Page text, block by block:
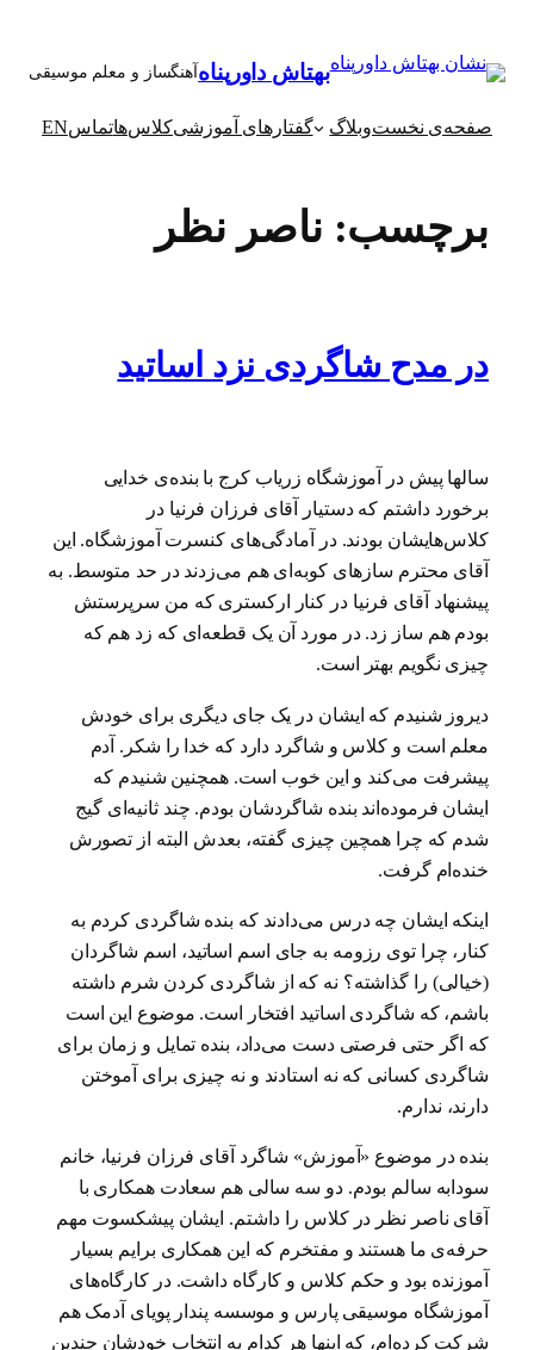
محتوا
بهتاش داورپناه آهنگساز و معلم موسیقی
صفحه‌ی نخستوبلاگ گفتارهای آموزشیکلاس‌هاتماسEN
برچسب: ناصر نظر
در مدح شاگردی نزد اساتید
سالها پیش در آموزشگاه زریاب کرج با بنده‌ی خدایی
برخورد داشتم که دستیار آقای فرزان فرنیا در
کلاس‌هایشان بودند. در آمادگی‌های کنسرت آموزشگاه. این
آقای محترم سازهای کوبه‌ای هم می‌زدند در حد متوسط. به
پیشنهاد آقای فرنیا در کنار ارکستری که من سرپرستش
بودم هم ساز زد. در مورد آن یک قطعه‌ای که زد هم که
چیزی نگویم بهتر است.
دیروز شنیدم که ایشان در یک جای دیگری برای خودش
معلم است و کلاس و شاگرد دارد که خدا را شکر. آدم
پیشرفت می‌کند و این خوب است. همچنین شنیدم که
ایشان فرموده‌اند بنده شاگردشان بودم. چند ثانیه‌ای گیج
شدم که چرا همچین چیزی گفته، بعدش البته از تصورش
خنده‌ام گرفت.
اینکه ایشان چه درس می‌دادند که بنده شاگردی کردم به
کنار، چرا توی رزومه به جای اسم اساتید، اسم شاگردان
(خیالی) را گذاشته‌؟ نه که از شاگردی کردن شرم داشته
باشم، که شاگردی اساتید افتخار است. موضوع این است
که اگر حتی فرصتی دست می‌داد، بنده تمایل و زمان برای
شاگردی کسانی که نه استادند و نه چیزی برای آموختن
دارند، ندارم.
بنده در موضوع «آموزش» شاگرد آقای فرزان فرنیا، خانم
سودابه سالم بودم. دو سه سالی هم سعادت همکاری با
آقای ناصر نظر در کلاس را داشتم. ایشان پیشکسوت مهم
حرفه‌ی ما هستند و مفتخرم که این همکاری برایم بسیار
آموزنده بود و حکم کلاس و کارگاه داشت. در کارگاه‌های
آموزشگاه موسیقی پارس و موسسه پندار پویای آدمک هم
شرکت کرده‌ام، که اینها هر کدام به انتخاب خودشان چندین